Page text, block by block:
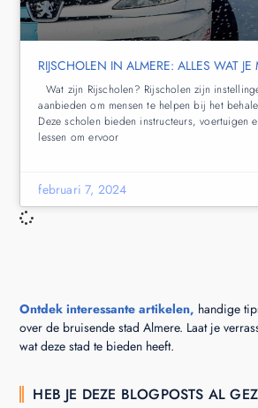
RIJSCHOLEN IN ALMERE: ALLES WAT
Wat zijn Rijscholen? Rijscholen zijn
aanbieden om mensen te helpen bij het
Deze scholen bieden instructeurs, voertuigen
lessen om ervoor
februari 7, 2024
Ontdek interessante artikelen, handige
over de bruisende stad Almere. Laat je
wat deze stad te bieden heeft.
HEB JE DEZE BLOGPOSTS AL